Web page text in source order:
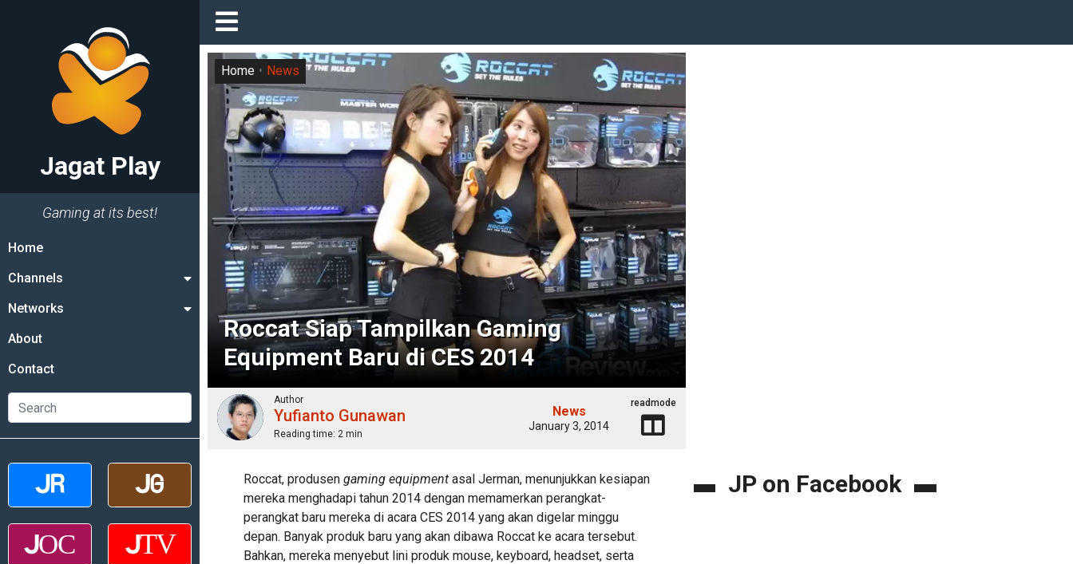
Jagat Play
Gaming at its best!
Home
Channels
Networks
About
Contact
Roccat Siap Tampilkan Gaming
Equipment Baru di CES 2014
Home News
Author
Yufianto Gunawan
Reading time: 2 min
News
January 3, 2014
readmode
Roccat, produsen gaming equipmentasal Jerman, menunjukkan kesiapan
mereka menghadapi tahun 2014 dengan memamerkan perangkat-
perangkat baru mereka di acara CES 2014 yang akan digelar minggu
depan. Banyak produk baru yang akan dibawa Roccat ke acara tersebut.
Bahkan, mereka menyebut lini produk mouse, keyboard, headset, serta
JP on Facebook